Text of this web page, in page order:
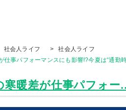
社会人ライフ >
社会人ライフ
仕事パフォーマンスにも影響!?今夏は“通
寒暖差が仕事パフォー